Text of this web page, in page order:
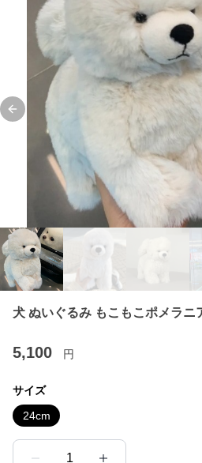
Previous slide
犬 ぬいぐるみ もこもこポメラニ
5,100 円
サイズ
24cm
1